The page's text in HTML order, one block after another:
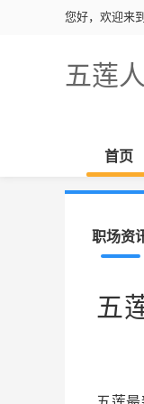
您好，欢迎来
五莲
首页
职场资
五